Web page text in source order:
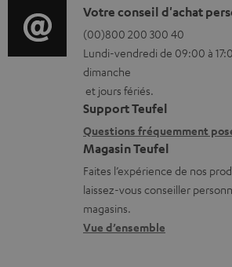
l
é
c
h
a
r
g
e
a
b
t
i
o
n
s
r
e
l
a
t
o
r
m
a
t
i
o
n
s
r
D
é
t
a
i
l
s
c
o
n
Votre conseil d'achat
(00)800 200 300 40
Lundi-vendredi de 09:00 à
dimanche
et jours fériés.
Support Teufel
Questions fréquemment
Magasin Teufel
Faites l’expérience de nos
laissez-vous conseiller
magasins.
Vue d’ensemble